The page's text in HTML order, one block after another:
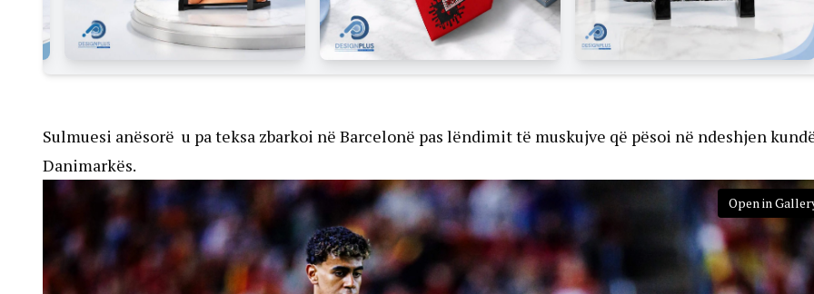
Sulmuesi anësorë u pa teksa zbarkoi në Barcelonë pas lëndimit të muskujve që pësoi në ndeshjen
Danimarkës.
Open in